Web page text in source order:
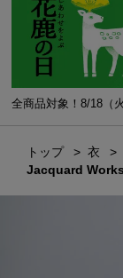
全商品対象！8/18（
トップ 衣
Jacquard